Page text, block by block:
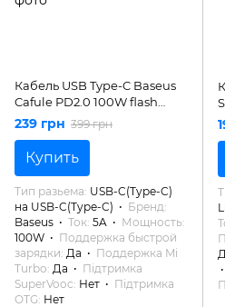
Кабель USB Type-C Baseus
Cafule PD2.0 100W flash
charging Type-C/Type-C
cable (20V 5A) 2m
Gray+Black (CATKLF-ALG1)
239 грн 399 грн
Купить
Тип разьема USB-C(Type-C)
на USB-C(Type-C)
Бренд
Baseus
Ток 5A
Мощность
100W
Поддержка быстрой
зарядки Да
Поддержка Mi
Turbo Да
Підтримка
SuperVooc Нет
Підтримка
OTG Нет